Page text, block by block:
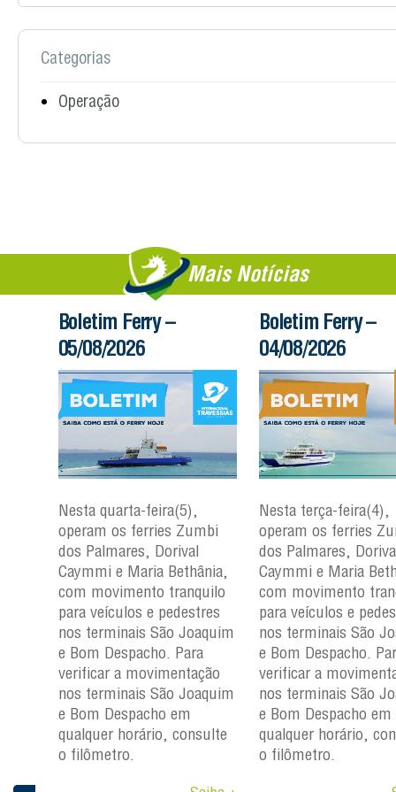
Categorias
Operação
Mais Notícias
Boletim Ferry –
05/08/2026
Nesta quarta-feira(5),
operam os ferries Zumbi
dos Palmares, Dorival
Caymmi e Maria Bethânia,
com movimento tranquilo
para veículos e pedestres
nos terminais São Joaquim
e Bom Despacho. Para
verificar a movimentação
nos terminais São Joaquim
e Bom Despacho em
qualquer horário, consulte
o filômetro.
Boletim Ferry –
04/08/2026
Nesta terça-feira(4),
operam os ferries
dos Palmares,
Caymmi e Maria
com movimento
para veículos e
nos terminais São
e Bom Despacho.
verificar a
nos terminais São
e Bom Despacho em
qualquer horário,
o filômetro.